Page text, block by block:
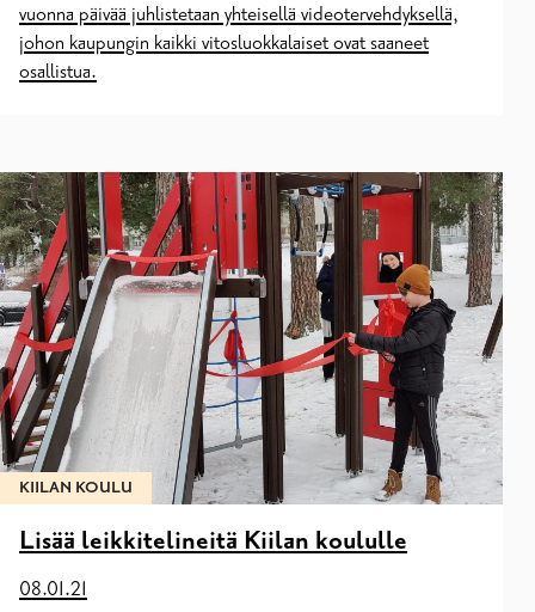
vuonna päivää juhlistetaan yhteisellä videotervehdyksellä,
johon kaupungin kaikki vitosluokkalaiset ovat saaneet
osallistua.
KIILAN KOULU
Lisää leikkitelineitä Kiilan koululle
08.01.21